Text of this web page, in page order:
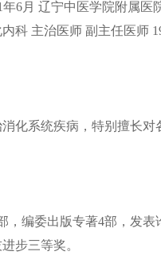
月 辽宁中医学院附属医
科 主治医师 副主任医师
系统疾病，特别擅长对
编委出版专著4部，发表
步三等奖。